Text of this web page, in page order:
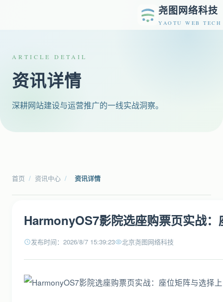
尧图网络科技
YAOTU WEB TECH
ARTICLE DETAIL
资讯详情
深耕网站建设与运营推广的一线实战洞察。
首页 / 资讯中心 / 资讯详情
HarmonyOS7影院选座购票页实战
发布时间：2026/8/7 15:39:23 北京尧图网络科技